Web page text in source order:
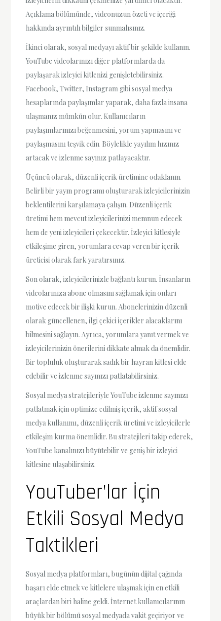
Açıklama bölümünde, videonuzun özeti ve içeriği
hakkında ayrıntılı bilgiler sunmalısınız.
İkinci olarak, sosyal medyayı aktif bir şekilde kullanın.
YouTube videolarınızı diğer platformlarda da
paylaşarak izleyici kitlenizi genişletebilirsiniz.
Facebook, Twitter, Instagram gibi sosyal medya
hesaplarında paylaşımlar yaparak, daha fazla insana
ulaşmanız mümkün olur. Kullanıcıların
paylaşımlarınızı beğenmesini, yorum yapmasını ve
paylaşmasını teşvik edin. Böylelikle yayılım hızınız
artacak ve izlenme sayınız patlayacaktır.
Üçüncü olarak, düzenli içerik üretimine odaklanın.
Belirli bir yayın programı oluşturarak izleyicilerinizin
beklentilerini karşılamaya çalışın. Düzenli içerik
üretimi hem mevcut izleyicilerinizi memnun edecek
hem de yeni izleyicileri çekecektir. İzleyici kitlesiyle
etkileşime giren, yorumlara cevap veren bir içerik
üreticisi olarak fark yaratırsınız.
Son olarak, izleyicilerinizle bağlantı kurun. İnsanların
videolarınıza abone olmasını sağlamak için onları
motive edecek bir ilişki kurun. Abonelerinizin düzenli
olarak güncellenen, ilgi çekici içerikler alacaklarını
bilmesini sağlayın. Ayrıca, yorumlara yanıt vermek ve
izleyicilerinizin önerilerini dikkate almak da önemlidir.
Bir topluluk oluşturarak sadık bir hayran kitlesi elde
edebilir ve izlenme sayınızı patlatabilirsiniz.
Sosyal medya stratejileriyle YouTube izlenme sayınızı
patlatmak için optimize edilmiş içerik, aktif sosyal
medya kullanımı, düzenli içerik üretimi ve izleyicilerle
etkileşim kurma önemlidir. Bu stratejileri takip ederek,
YouTube kanalınızı büyütebilir ve geniş bir izleyici
kitlesine ulaşabilirsiniz.
YouTuber’lar İçin
Etkili Sosyal Medya
Taktikleri
Sosyal medya platformları, bugünün dijital çağında
başarı elde etmek ve kitlelere ulaşmak için en etkili
araçlardan biri haline geldi. İnternet kullanıcılarının
büyük bir bölümü sosyal medyada vakit geçiriyor ve